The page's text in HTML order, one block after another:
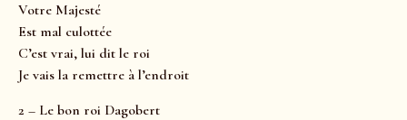
Votre Majesté
Est mal culottée
C’est vrai, lui dit le roi
Je vais la remettre à l’endroit
2 – Le bon roi Dagobert